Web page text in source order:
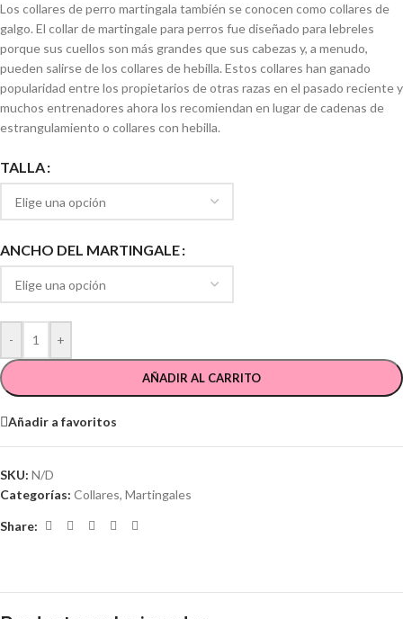
Los collares de perro martingala también se conocen como collares de
galgo. El collar de martingale para perros fue diseñado para lebreles
porque sus cuellos son más grandes que sus cabezas y, a menudo,
pueden salirse de los collares de hebilla. Estos collares han ganado
popularidad entre los propietarios de otras razas en el pasado reciente y
muchos entrenadores ahora los recomiendan en lugar de cadenas de
estrangulamiento o collares con hebilla.
TALLA
ANCHO DEL MARTINGALE
- +
AÑADIR AL CARRITO
Añadir a favoritos
SKU: N/D
Categorías: Collares, Martingales
Share: